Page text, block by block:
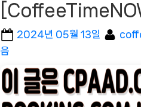
Posted
2024년 05월 13일 By
음